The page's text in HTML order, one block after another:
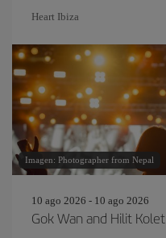
Heart Ibiza
Imagen: Photographer from Nepal
10 ago 2026 - 10 ago 2026
Gok Wan and Hilit Kolet